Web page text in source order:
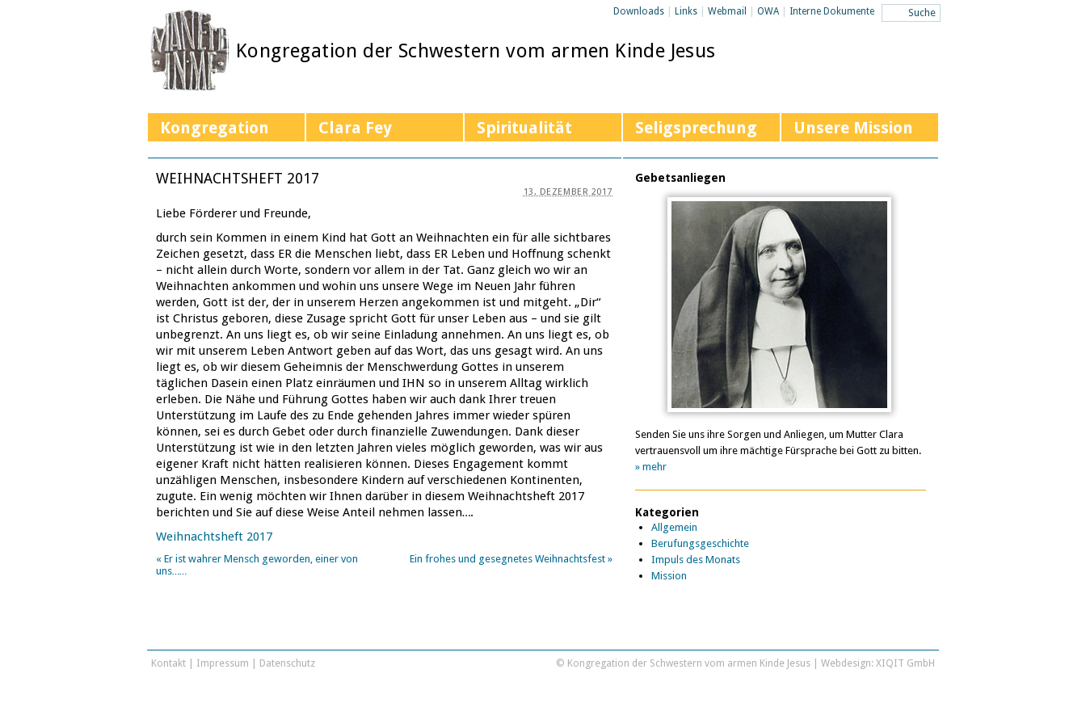
Downloads Links Webmail OWA| Interne Dokumente
Kongregation Clara Fey Spiritualität Seligsprechung Unsere Mission
Kongregation der Schwestern vom armen Kinde Jesus
WEIHNACHTSHEFT 2017
13. DEZEMBER 2017
Liebe Förderer und Freunde,
durch sein Kommen in einem Kind hat Gott an Weihnachten ein für alle sichtbares
Zeichen gesetzt, dass ER die Menschen liebt, dass ER Leben und Hoffnung schenkt
– nicht allein durch Worte, sondern vor allem in der Tat. Ganz gleich wo wir an
Weihnachten ankommen und wohin uns unsere Wege im Neuen Jahr führen
werden, Gott ist der, der in unserem Herzen angekommen ist und mitgeht. „Dir“
ist Christus geboren, diese Zusage spricht Gott für unser Leben aus – und sie gilt
unbegrenzt. An uns liegt es, ob wir seine Einladung annehmen. An uns liegt es, ob
wir mit unserem Leben Antwort geben auf das Wort, das uns gesagt wird. An uns
liegt es, ob wir diesem Geheimnis der Menschwerdung Gottes in unserem
täglichen Dasein einen Platz einräumen und IHN so in unserem Alltag wirklich
erleben. Die Nähe und Führung Gottes haben wir auch dank Ihrer treuen
Unterstützung im Laufe des zu Ende gehenden Jahres immer wieder spüren
können, sei es durch Gebet oder durch finanzielle Zuwendungen. Dank dieser
Unterstützung ist wie in den letzten Jahren vieles möglich geworden, was wir aus
eigener Kraft nicht hätten realisieren können. Dieses Engagement kommt
unzähligen Menschen, insbesondere Kindern auf verschiedenen Kontinenten,
zugute. Ein wenig möchten wir Ihnen darüber in diesem Weihnachtsheft 2017
berichten und Sie auf diese Weise Anteil nehmen lassen….
Weihnachtsheft 2017
« Er ist wahrer Mensch geworden, einer von
uns……
Ein frohes und gesegnetes Weihnachtsfest »
Gebetsanliegen
Senden Sie uns ihre Sorgen und Anliegen, um Mutter Clara
vertrauensvoll um ihre mächtige Fürsprache bei Gott zu bitten.
» mehr
Kategorien
Allgemein
Berufungsgeschichte
Impuls des Monats
Mission
© Kongregation der Schwestern vom armen Kinde Jesus | Webdesign: XIQIT GmbH
Kontakt Impressum Datenschutz